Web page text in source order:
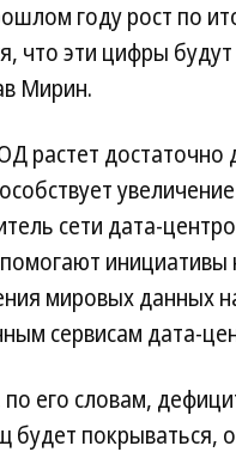
году рост по
что эти цифры
Мирин.
растет достаточно
сети дата-
мировых данных
сервисам дата-
его словам,
будет покрываться,